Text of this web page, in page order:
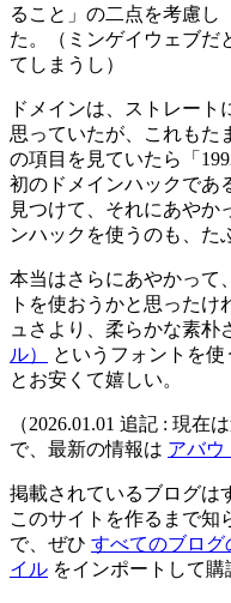
ること」の二点を考慮し
た。（ミンゲイウェブだ
てしまうし）
ドメインは、ストレート
思っていたが、これもた
の項目を見ていたら「
初のドメインハックであ
見つけて、それにあやか
ンハックを使うのも、た
本当はさらにあやかって
トを使おうかと思ったけ
ュさより、柔らかな素朴
ル）
というフォントを使
とお安くて嬉しい。
（2026.01.01 追記 : 現
で、最新の情報は アバウ
掲載されているブログは
このサイトを作るまで知
で、ぜひ すべてのブログ
イル をインポートして購